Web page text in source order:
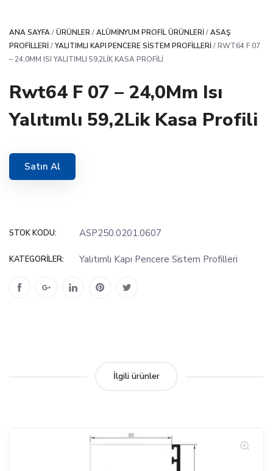
ANA SAYFA/ÜRÜNLER/ALÜMINYUM PROFIL ÜRÜNLERI/ASAŞ
PROFILLERI/YALITIMLI KAPI PENCERE SISTEM PROFILLERI/ RWT64 F 07
– 24,0MM ISI YALITIMLI 59,2LIK KASA PROFILI
Rwt64 F 07 – 24,0Mm Isı
Yalıtımlı 59,2Lik Kasa Profili
Satın Al
STOK KODU: ASP250.0201.0607
KATEGORILER: Yalıtımlı Kapı Pencere Sistem Profilleri
İlgili ürünler